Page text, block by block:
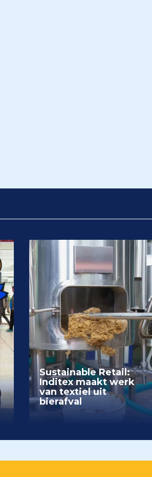
Sustainable Retail:
Inditex maakt werk
van textiel uit
bierafval